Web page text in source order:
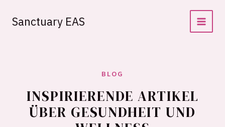
InhaltSanctuary EAS
BLOG
INSPIRIERENDE ARTIKEL
ÜBER GESUNDHEIT UND